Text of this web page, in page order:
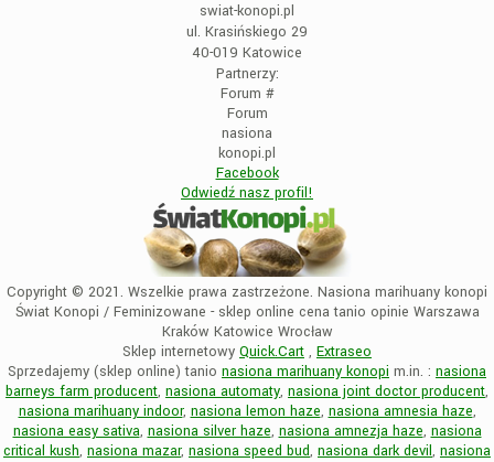
swiat-konopi.pl
ul. Krasińskiego 29
40-019 Katowice
Partnerzy:
Forum #
Forum
nasiona
konopi.pl
Facebook
Odwiedź nasz profil!
Copyright © 2021. Wszelkie prawa zastrzeżone. Nasiona marihuany konopi
Świat Konopi / Feminizowane - sklep online cena tanio opinie Warszawa
Kraków Katowice Wrocław
Sklep internetowy Quick.Cart , Extraseo
Sprzedajemy (sklep online) tanio nasiona marihuany konopi m.in. : nasiona
barneys farm producent, nasiona automaty, nasiona joint doctor producent,
nasiona marihuany indoor, nasiona lemon haze, nasiona amnesia haze,
nasiona easy sativa, nasiona silver haze, nasiona amnezja haze, nasiona
critical kush, nasiona mazar, nasiona speed bud, nasiona dark devil, nasiona